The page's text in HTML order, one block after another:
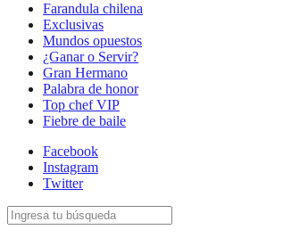
Farandula chilena
Exclusivas
Mundos opuestos
¿Ganar o Servir?
Gran Hermano
Palabra de honor
Top chef VIP
Fiebre de baile
Facebook
Instagram
Twitter